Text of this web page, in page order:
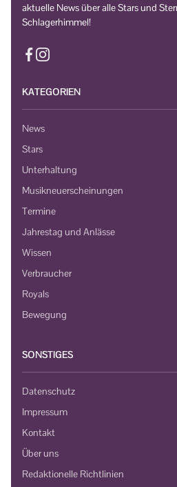
aktuelle News über alle Stars und
Schlagerhimmel!
KATEGORIEN
News
Stars
Unterhaltung
Musikneuerscheinungen
Termine
Jahrestag und Anlässe
Wissen
Verbraucher
Royals
Bewegung
SONSTIGES
Datenschutz
Impressum
Kontakt
Über uns
Redaktionelle Richtlinien